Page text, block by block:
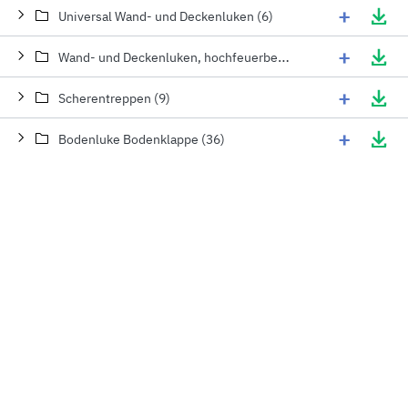
Universal Wand- und Deckenluken (6) +
Wand- und Deckenluken, hochfeuerbeständig für 120 min (4) +
Scherentreppen (9) +
Bodenluke Bodenklappe (36) +